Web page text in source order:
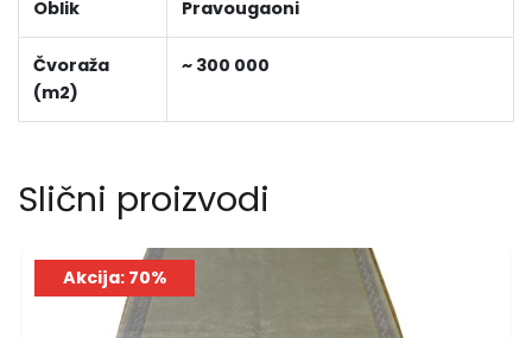
Oblik Pravougaoni
Čvoraža
(m2)
~ 300 000
Slični proizvodi
Akcija: 70%